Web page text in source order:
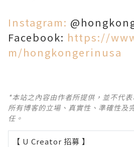
Instagram:
Facebook: https://
m/hongkongerinusa
*本站之內容由作者所提供，並不代
所有博客的立場、真實性、準確性及
任。
【 U Creator 招募 】